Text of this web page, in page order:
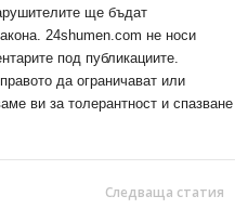
ще бъдат
24shumen.com не носи
под публикациите.
да ограничават или
ви за толерантност и спазване
Следваща статия